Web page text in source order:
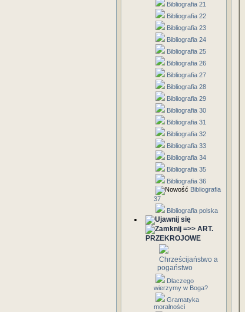
Bibliografia 21
Bibliografia 22
Bibliografia 23
Bibliografia 24
Bibliografia 25
Bibliografia 26
Bibliografia 27
Bibliografia 28
Bibliografia 29
Bibliografia 30
Bibliografia 31
Bibliografia 32
Bibliografia 33
Bibliografia 34
Bibliografia 35
Bibliografia 36
Bibliografia
37
Bibliografia polska
=>> ART.
PRZEKROJOWE
Chrześcijaństwo a
pogaństwo
Dlaczego
wierzymy w Boga?
Gramatyka
moralności